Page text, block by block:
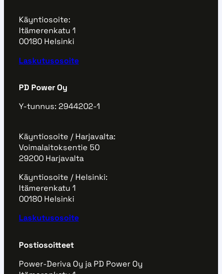
Käyntiosoite:
Itämerenkatu 1
00180 Helsinki
Laskutusosoite
PD Power Oy
Y-tunnus: 2944202-1
Käyntiosoite / Harjavalta:
Voimalaitoksentie 50
29200 Harjavalta
Käyntiosoite / Helsinki:
Itämerenkatu 1
00180 Helsinki
Laskutusosoite
Postiosoitteet
Power-Deriva Oy ja PD Power Oy